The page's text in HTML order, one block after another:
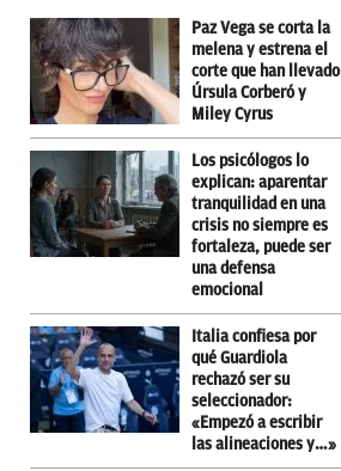
Paz Vega se corta la
melena y estrena el
corte que han llevado
Úrsula Corberó y
Miley Cyrus
Los psicólogos lo
explican: aparentar
tranquilidad en una
crisis no siempre es
fortaleza, puede ser
una defensa
emocional
Italia confiesa por
qué Guardiola
rechazó ser su
seleccionador:
«Empezó a escribir
las alineaciones y…»